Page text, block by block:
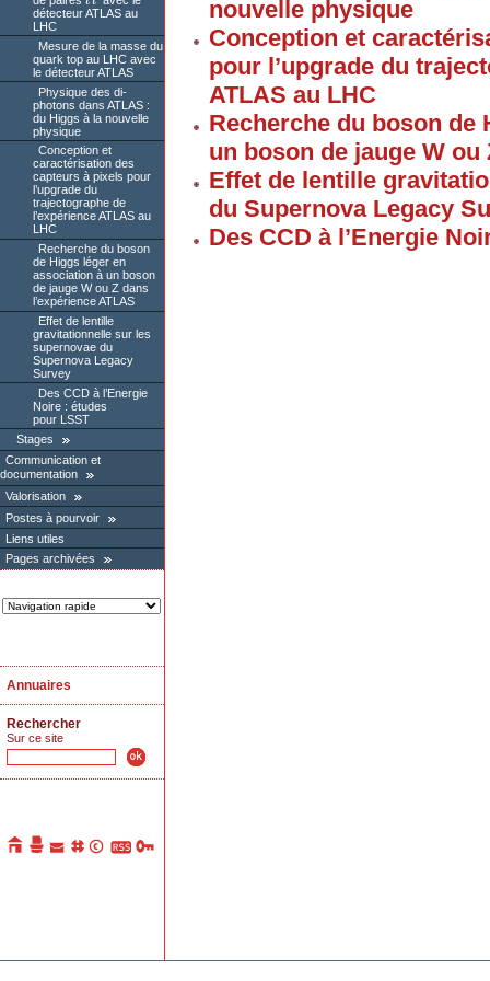
détecteur ATLAS au
LHC
Mesure de la masse du
quark top au LHC avec
le détecteur ATLAS
Physique des di-
photons dans ATLAS :
du Higgs à la nouvelle
physique
Conception et
caractérisation des
capteurs à pixels pour
l’upgrade du
trajectographe de
l’expérience ATLAS au
LHC
Recherche du boson
de Higgs léger en
association à un boson
de jauge W ou Z dans
l’expérience ATLAS
Effet de lentille
gravitationnelle sur les
supernovae du
Supernova Legacy
Survey
Des CCD à l’Energie
Noire : études
pour LSST
Stages
Communication et
documentation
Valorisation
Postes à pourvoir
Liens utiles
Pages archivées
Annuaires
Rechercher
Sur ce site
nouvelle physique
Conception et
pour l’upgrade du
ATLAS au LHC
Recherche du boson de
un boson de jauge W ou
Effet de lentille
du Supernova Legacy
Des CCD à l’Energie